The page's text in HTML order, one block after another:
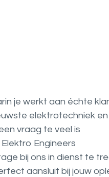
je werkt aan échte
elektrotechniek
vraag te veel is
Engineers
bij ons in dienst te
aansluit bij jouw